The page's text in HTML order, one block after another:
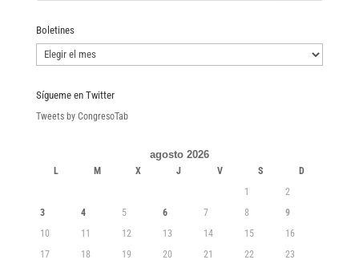
Boletines
Boletines
Sígueme en Twitter
Tweets by CongresoTab
agosto 2026
L M X J V S
D
1
2
3
4 5 6 7 8
9
10
11 12 13 14 15
16
17
18 19 20 21 22
23